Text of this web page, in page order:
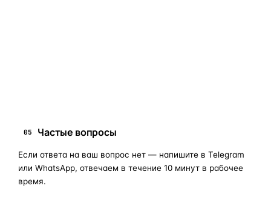
05 Частые вопросы
Если ответа на ваш вопрос нет — напишите в Telegram
или WhatsApp, отвечаем в течение 10 минут в рабочее
время.